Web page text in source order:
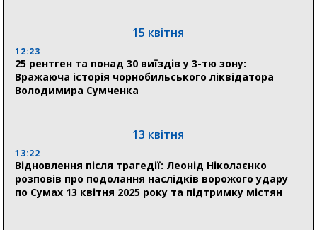
відновлення житла майже на 6,6 млн грн
31 липня
17:52
«Укрексімбанк» припиняє виплату пенсій: у
Пенсійному фонді Сумщини пояснили, що робити
людям
15 квітня
12:23
25 рентген та понад 30 виїздів у 3-тю зону:
Вражаюча історія чорнобильського ліквідатора
Володимира Сумченка
13 квітня
13:22
Відновлення після трагедії: Леонід Ніколаєнко
розповів про подолання наслідків ворожого удару
по Сумах 13 квітня 2025 року та підтримку містян